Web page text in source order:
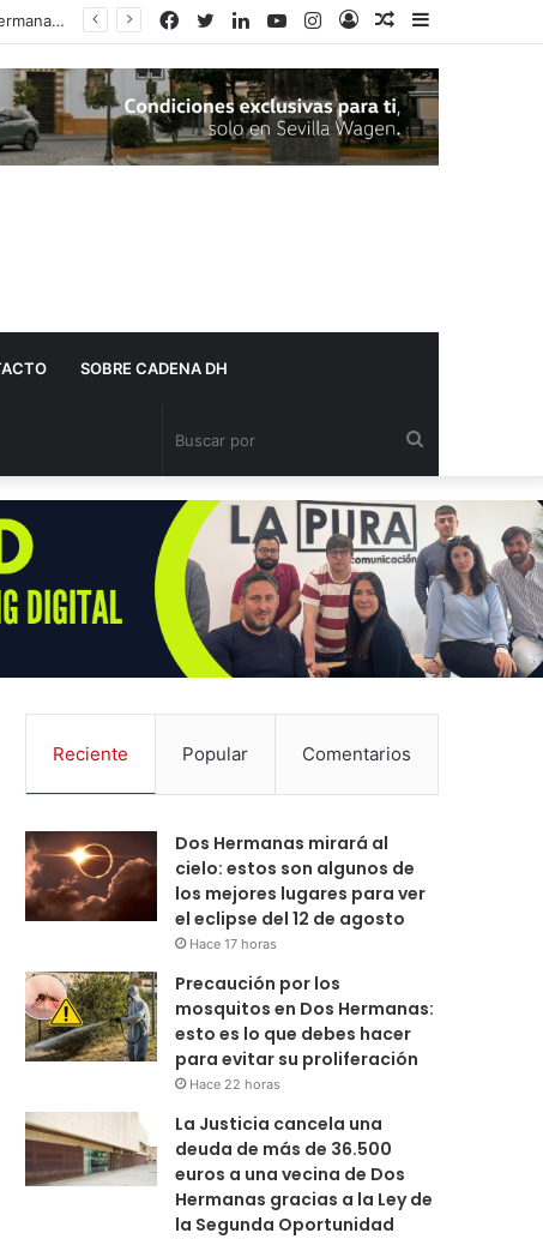
lateral
Publicación
al
azar
Acceso
Instagram
YouTube
LinkedIn
Twitter
Facebook
SOBRE CADENA DH
por
Reciente Popular Comentarios
Dos Hermanas mirará al
cielo: estos son algunos de
los mejores lugares para ver
el eclipse del 12 de agosto
Hace 17 horas
Precaución por los
mosquitos en Dos Hermanas:
esto es lo que debes hacer
para evitar su proliferación
Hace 22 horas
La Justicia cancela una
deuda de más de 36.500
euros a una vecina de Dos
Hermanas gracias a la Ley de
la Segunda Oportunidad